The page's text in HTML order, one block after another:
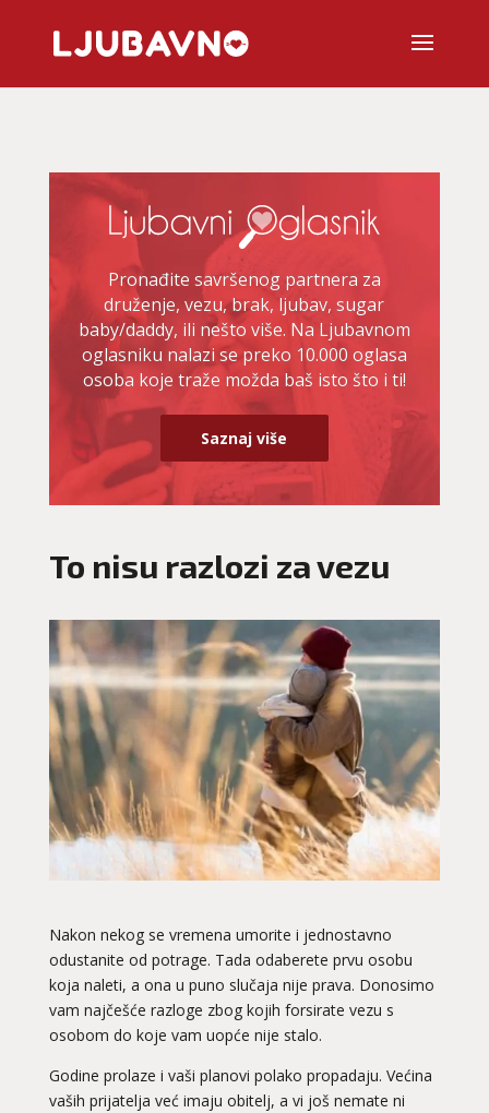
Pronađite savršenog partnera za
druženje, vezu, brak, ljubav, sugar
baby/daddy, ili nešto više. Na Ljubavnom
oglasniku nalazi se preko 10.000 oglasa
osoba koje traže možda baš isto što i ti!
Saznaj više
To nisu razlozi za vezu
Nakon nekog se vremena umorite i jednostavno
odustanite od potrage. Tada odaberete prvu osobu
koja naleti, a ona u puno slučaja nije prava. Donosimo
vam najčešće razloge zbog kojih forsirate vezu s
osobom do koje vam uopće nije stalo.
Godine prolaze i vaši planovi polako propadaju. Većina
vaših prijatelja već imaju obitelj, a vi još nemate ni